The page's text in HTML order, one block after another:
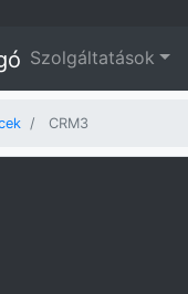
Szolgáltatások
CRM3